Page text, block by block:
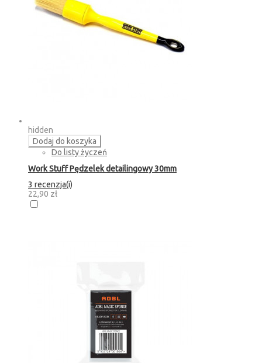
hidden
Dodaj do koszyka
Do listy życzeń
Work Stuff Pędzelek detailingowy 30mm
3 recenzja(i)
22,90 zł